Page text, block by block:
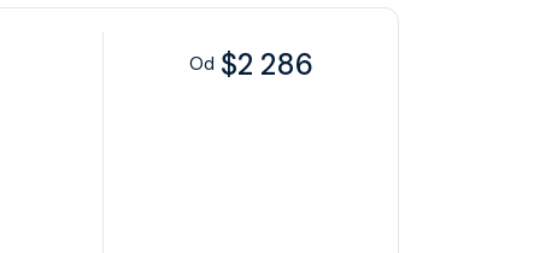
Od $2 286